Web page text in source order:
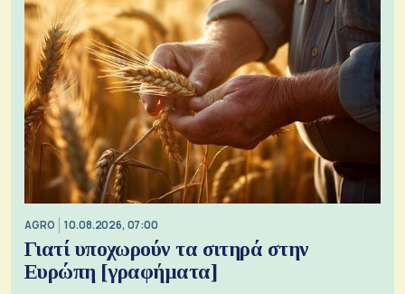
AGRO 10.08.2026, 07:00
Γιατί υποχωρούν τα σιτηρά στην
Ευρώπη [γραφήματα]